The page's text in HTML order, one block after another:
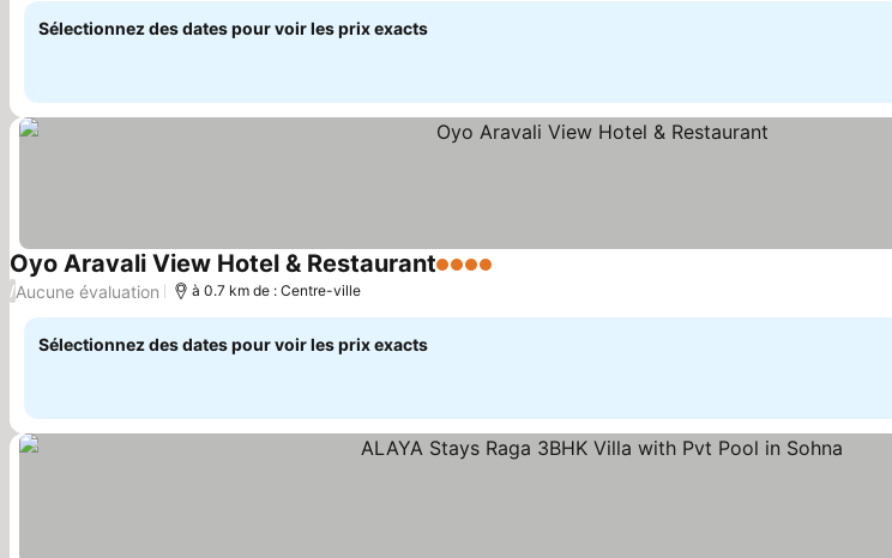
Sélectionnez des dates pour voir les prix exacts
Oyo Aravali View Hotel & Restaurant4 Étoiles
/Aucune évaluation à 0.7 km de : Centre-ville
Sélectionnez des dates pour voir les prix exacts